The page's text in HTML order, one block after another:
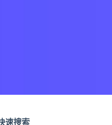
速搜索